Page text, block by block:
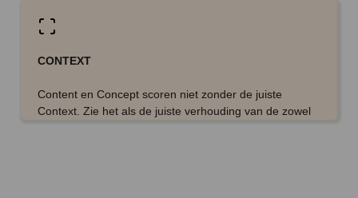
CONTEXT
Content en Concept scoren niet zonder de juiste
Context. Zie het als de juiste verhouding van de zowel